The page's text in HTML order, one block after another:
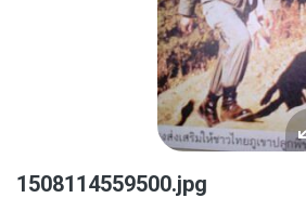
1508114559500.jpg